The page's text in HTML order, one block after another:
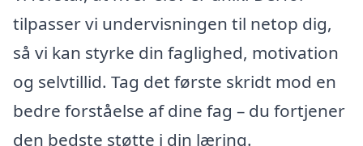
tilpasser vi undervisningen til netop dig,
så vi kan styrke din faglighed, motivation
og selvtillid. Tag det første skridt mod en
bedre forståelse af dine fag – du fortjener
den bedste støtte i din læring.